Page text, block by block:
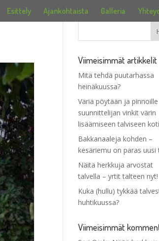
Esittely Ajankohtaista Galleria
Viimeisimmät artikkelit
Mitä tehdä puutarhassa
heinäkuussa?
Väriä pöytään ja
suunnittelijan vinkit värin
lisäämiseen talviseen
Bakkanaaleja kohden –
kesäriemu on paras uusi
Näitä herkkuja arvostat
talvella – yrtit talteen nyt!
Kuka (hullu) tykkää
huhtikuussa?
Viimeisimmät